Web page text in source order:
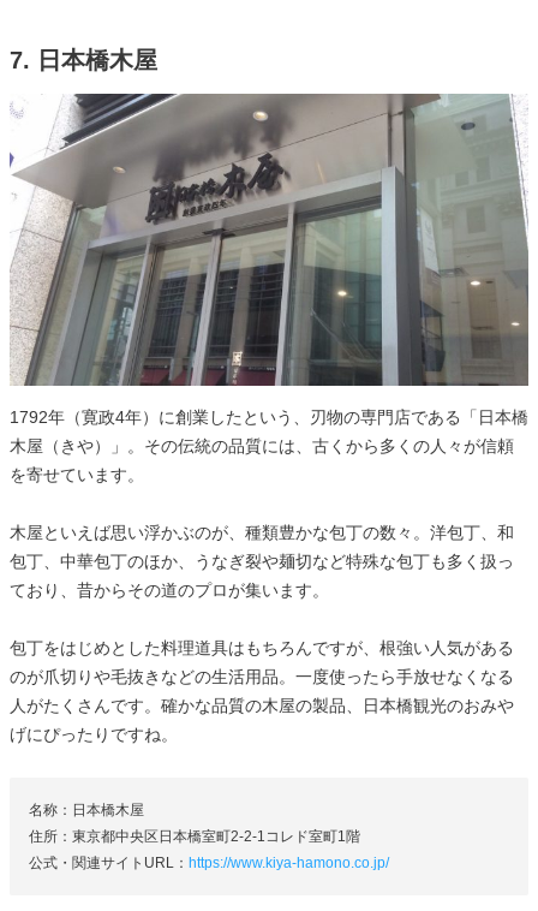
7. 日本橋木屋
1792年（寛政4年）に創業したという、刃物の専門店である「日本橋
木屋（きや）」。その伝統の品質には、古くから多くの人々が信頼
を寄せています。
木屋といえば思い浮かぶのが、種類豊かな包丁の数々。洋包丁、和
包丁、中華包丁のほか、うなぎ裂や麺切など特殊な包丁も多く扱っ
ており、昔からその道のプロが集います。
包丁をはじめとした料理道具はもちろんですが、根強い人気がある
のが爪切りや毛抜きなどの生活用品。一度使ったら手放せなくなる
人がたくさんです。確かな品質の木屋の製品、日本橋観光のおみや
げにぴったりですね。
名称：日本橋木屋
住所：東京都中央区日本橋室町2-2-1コレド室町1階
公式・関連サイトURL： https://www.kiya-hamono.co.jp/